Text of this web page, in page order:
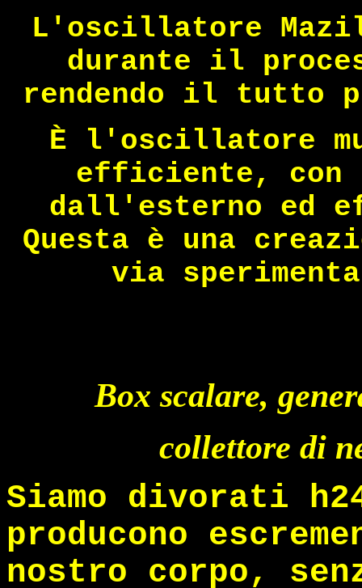
L'oscillatore
durante il
rendendo il tutto
È l'oscillatore
efficiente, con
dall'esterno ed
Questa è una
via
Box scalare,
collettore di
Siamo divorati
producono
nostro corpo,